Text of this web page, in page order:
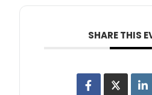
SHARE THIS